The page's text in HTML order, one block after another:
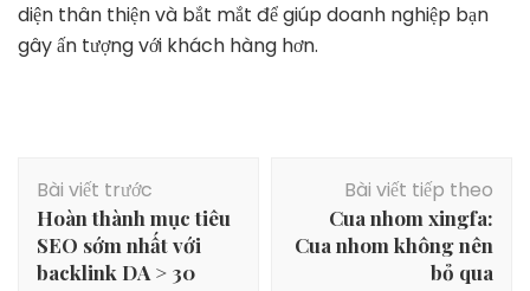
diện thân thiện và bắt mắt để giúp doanh nghiệp bạn
gây ấn tượng với khách hàng hơn.
Điều
hướng
bài
viết
Bài viết trước
Hoàn thành mục tiêu
SEO sớm nhất với
backlink DA > 30
Bài viết tiếp theo
Cua nhom xingfa:
Cua nhom không nên
bỏ qua